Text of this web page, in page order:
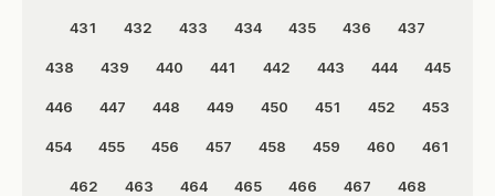
431 432 433 434 435 436 437
438 439 440 441 442 443 444 445
446 447 448 449 450 451 452 453
454 455 456 457 458 459 460 461
462 463 464 465 466 467 468